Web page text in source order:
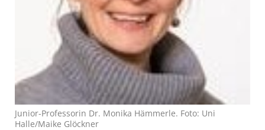
Junior-Professorin Dr. Monika Hämmerle. Foto: Uni
Halle/Maike Glöckner